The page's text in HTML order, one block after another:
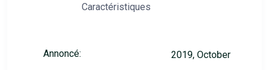
Caractéristiques
Annoncé: 2019, October